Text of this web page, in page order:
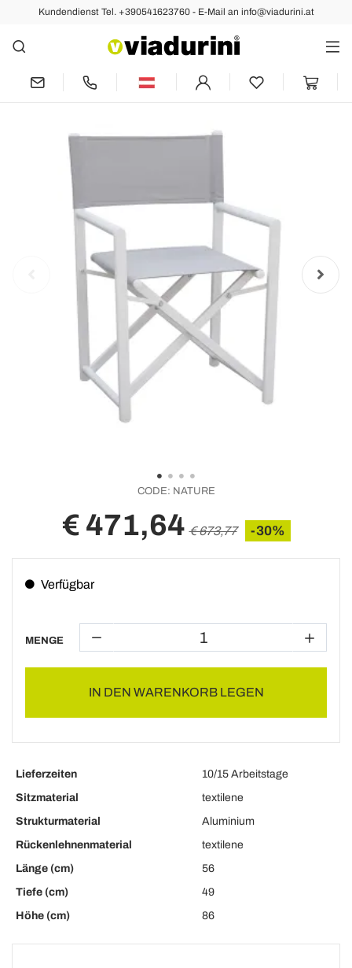
Kundendienst Tel. +390541623760 - E-Mail an info@viadurini.at
Vorher Nächste
Regista Outdoor Stuhl aus weißem
Metall und grauem Textilene - Nature
CODE: NATURE
€ 471,64 € 673,77 -30%
Verfügbar
MENGE
IN DEN WARENKORB LEGEN
Lieferzeiten
10/15 Arbeitstage
Sitzmaterial
textilene
Strukturmaterial
Aluminium
Rückenlehnenmaterial
textilene
Länge (cm)
56
Tiefe (cm)
49
Höhe (cm)
86